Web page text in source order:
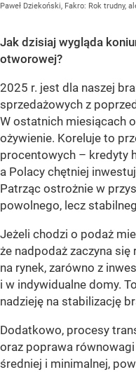
Paweł Dziekoński, Fakro: Rok trudny,
Jak dzisiaj wygląda
otworowej?
2025 r. jest dla naszej
sprzedażowych z
W ostatnich miesiącach
ożywienie. Koreluje to
procentowych – kredyty
a Polacy chętniej
Patrząc ostrożnie w
powolnego, lecz
Jeżeli chodzi o podaż
że nadpodaż zaczyna
na rynek, zarówno z
i w indywidualne domy.
nadzieję na stabilizację
Dodatkowo, procesy
oraz poprawa
średniej i minimalnej,